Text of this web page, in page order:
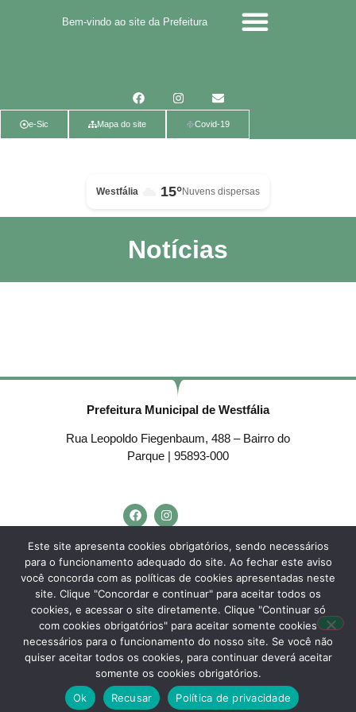
Bem-vindo ao site da Prefeitura
e-Sic Mapa do site Covid-19
Westfália 15°Nuvens dispersas
Notícias
Prefeitura Municipal de Westfália
Rua Leopoldo Fiegenbaum, 488 – Bairro do
Parque | 95893-000
E-mail:westfalia@westfalia.rs.gov.br
Horário de Atendimento:
Segunda a sexta-feira:
Das 7h30 às 11h30 13h às 17h.
Desenvolvido porAgência do Vale – Município de Westfália – RS – Todos os
direitos reservados.
Este site apresenta cookies obrigatórios, sendo necessários
para o funcionamento adequado do site. Ao fechar este aviso
você concorda com as políticas de cookies apresentadas neste
site. Clique "Concordar e continuar" para aceitar todos os
cookies, e acessar o site diretamente. Clique "Continuar só
com cookies obrigatórios" para aceitar somente cookies
necessários para o funcionamento do nosso site. Se você não
quiser aceitar todos os cookies, para continuar deverá aceitar
somente os cookies obrigatórios.
Ok
Recusar Política de privacidade